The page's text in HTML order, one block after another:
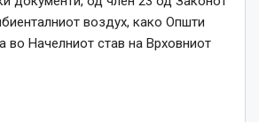
воздух, како Општи
во Начелниот став на Врховниот